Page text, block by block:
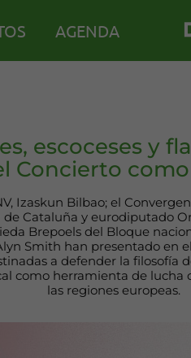
AGENDA
escoceses y
Concierto
Izaskun Bilbao; el
Cataluña y eurodiputado
Brepoels del Bloque
Smith han presentado en
a defender la filosofía
como herramienta de lucha
las regiones europeas.